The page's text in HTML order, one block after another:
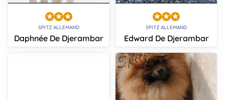
SPITZ ALLEMAND
Daphnée De Djerambar
SPITZ ALLEMAND
Edward De Djerambar